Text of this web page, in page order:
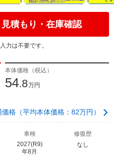
見積もり・在庫確認
力は不要です。
本体価格（税込）
54.8万円
格（平均本体価格：82万円）
車検
2027(R9)
年8月
修復歴
なし